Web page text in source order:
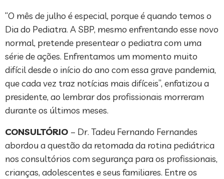
“O mês de julho é especial, porque é quando temos o
Dia do Pediatra. A SBP, mesmo enfrentando esse novo
normal, pretende presentear o pediatra com uma
série de ações. Enfrentamos um momento muito
difícil desde o início do ano com essa grave pandemia,
que cada vez traz notícias mais difíceis”, enfatizou a
presidente, ao lembrar dos profissionais morreram
durante os últimos meses.
CONSULTÓRIO – Dr. Tadeu Fernando Fernandes
abordou a questão da retomada da rotina pediátrica
nos consultórios com segurança para os profissionais,
crianças, adolescentes e seus familiares. Entre os